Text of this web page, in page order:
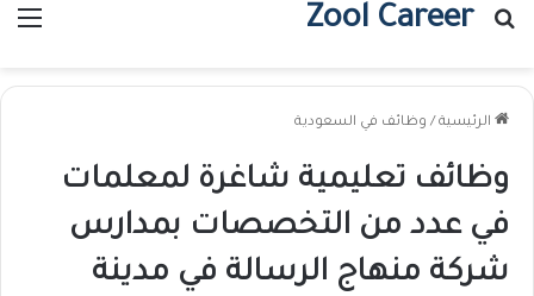
Zool Career
بحث عن
الرئيسية / وظائف في السعودية
وظائف تعليمية شاغرة لمعلمات
في عدد من التخصصات بمدارس
شركة منهاج الرسالة في مدينة